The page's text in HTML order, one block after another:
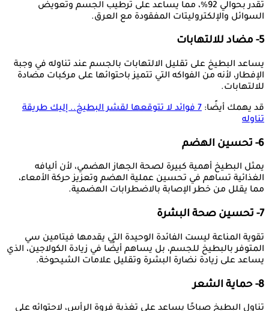
تقدر بحوالي 92%، مما يساعد على ترطيب الجسم وتعويض
السوائل والإلكتروليتات المفقودة مع العرق.
5- مضاد للالتهابات
يساعد البطيخ على تقليل الالتهابات بالجسم عند تناوله في وجبة
الإفطار، لأنه من الفواكه التي تتميز باحتوائها على مركبات مضادة
للالتهابات.
قد يهمك أيضًا:
7 فوائد لا تتوقعها لقشر البطيخ.. إليك طريقة
تناوله
6- تحسين الهضم
يمثل البطيخ أهمية كبيرة لصحة الجهاز الهضمي، لأن أليافه
الغذائية تساهم في تحسين عملية الهضم وتعزيز حركة الأمعاء،
مما يقلل من خطر الإصابة بالاضطرابات الهضمية.
7- تحسين صحة البشرة
تقوية المناعة ليست الفائدة الوحيدة التي يقدمها فيتامين سي
المتوفر بالبطيخ للجسم، بل يساهم أيضًا في زيادة الكولاجين، الذي
يساعد على زيادة نضارة البشرة وتقليل علامات الشيحوخة.
8- حماية الشعر
تناول البطيخ صباحًا يساعد على تغذية فروة الرأس، لاحتوائه على